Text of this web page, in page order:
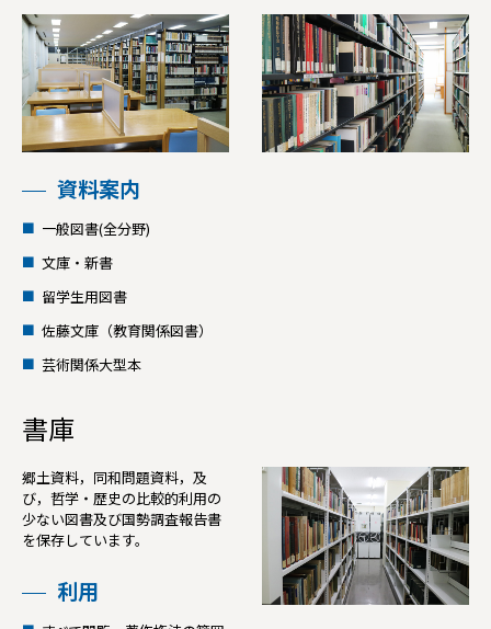
資料案内
一般図書(全分野)
文庫・新書
留学生用図書
佐藤文庫（教育関係図書）
芸術関係大型本
書庫
郷土資料，同和問題資料，及
び，哲学・歴史の比較的利用の
少ない図書及び国勢調査報告書
を保存しています。
利用